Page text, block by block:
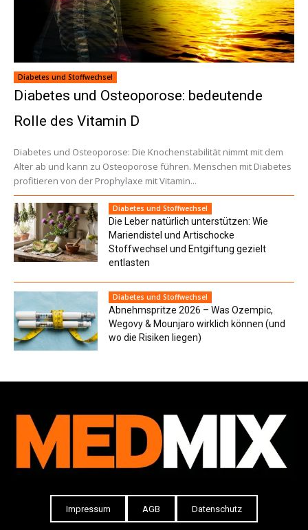
Diabetes und Stoffwechsel
Diabetes und Osteoporose: bedeutende
Rolle des Vitamin D
Diabetes und Osteoporose: Die Knochenstabilität nimmt mit dem
Alter ab und kann zu Osteoporose führen. Menschen mit Diabetes
profitieren von der Prophylaxe mit Vitamin...
Diabetes und Stoffwechsel
Die Leber natürlich unterstützen: Wie
Mariendistel und Artischocke
Stoffwechsel und Entgiftung gezielt
entlasten
Diabetes und Stoffwechsel
Abnehmspritze 2026 – Was Ozempic,
Wegovy & Mounjaro wirklich können (und
wo die Risiken liegen)
Impressum AGB Datenschutz